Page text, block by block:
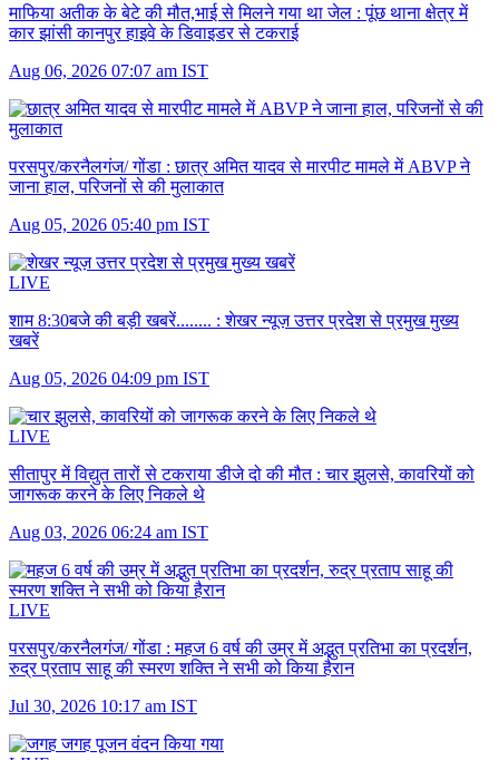
माफिया अतीक के बेटे की मौत,भाई से मिलने गया था जेल : पूंछ थाना क्षेत्र में
कार झांसी कानपुर हाइवे के डिवाइडर से टकराई
Aug 06, 2026 07:07 am IST
परसपुर/करनैलगंज/ गोंडा : छात्र अमित यादव से मारपीट मामले में ABVP ने
जाना हाल, परिजनों से की मुलाकात
Aug 05, 2026 05:40 pm IST
LIVE
शाम 8:30बजे की बड़ी खबरें........ : शेखर न्यूज़ उत्तर प्रदेश से प्रमुख मुख्य
खबरें
Aug 05, 2026 04:09 pm IST
LIVE
सीतापुर में विद्युत तारों से टकराया डीजे दो की मौत : चार झुलसे, कावरियों को
जागरूक करने के लिए निकले थे
Aug 03, 2026 06:24 am IST
LIVE
परसपुर/करनैलगंज/ गोंडा : महज 6 वर्ष की उम्र में अद्भुत प्रतिभा का प्रदर्शन,
रुद्र प्रताप साहू की स्मरण शक्ति ने सभी को किया हैरान
Jul 30, 2026 10:17 am IST